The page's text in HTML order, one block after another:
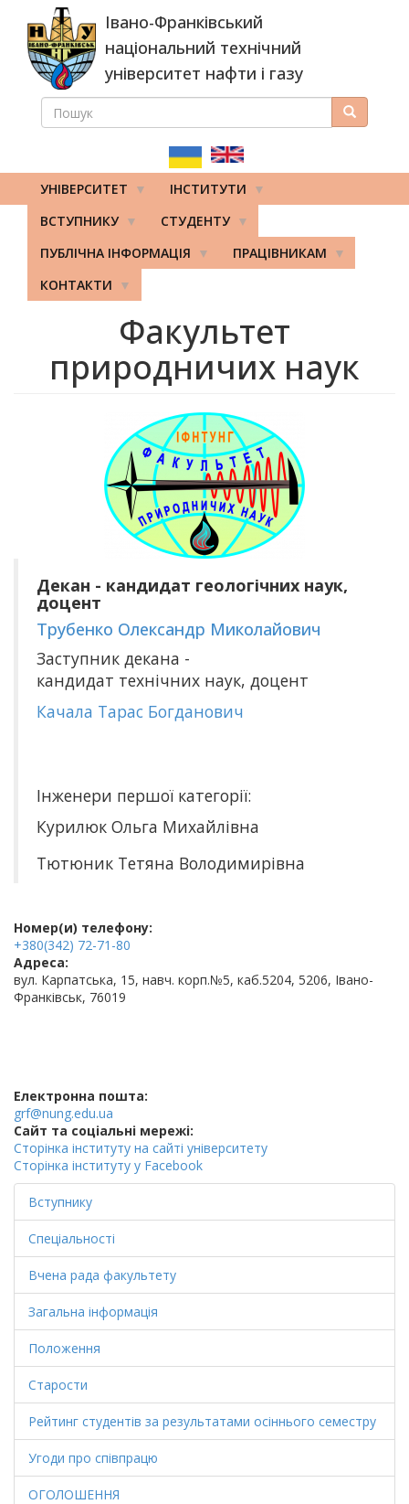
основного
вмісту
Івано-Франківський
національний технічний
університет нафти і газу
ПОШУКОВА
ПОШУК Пошук
УНІВЕРСИТЕТ
ІНСТИТУТИ
ВСТУПНИКУ
СТУДЕНТУ
ПУБЛІЧНА ІНФОРМАЦІЯ
ПРАЦІВНИКАМ
КОНТАКТИ
Факультет
природничих наук
Декан - кандидат геологічних наук,
доцент
Трубенко Олександр Миколайович
Заступник декана -
кандидат технічних наук, доцент
Качала Тарас Богданович
Інженери першої категорії:
Курилюк Ольга Михайлівна
Тютюник Тетяна Володимирівна
Номер(и) телефону:
+380(342) 72-71-80
Адреса:
вул. Карпатська, 15, навч. корп.№5, каб.5204, 5206, Івано-
Франківськ, 76019
Електронна пошта:
grf@nung.edu.ua
Cайт та соціальні мережі:
Сторінка інституту на сайті університету
Сторінка інституту у Facebook
Вступнику
Спеціальності
Вчена рада факультету
Загальна інформація
Положення
Старости
Рейтинг студентів за результатами осіннього семестру
Угоди про співпрацю
ОГОЛОШЕННЯ